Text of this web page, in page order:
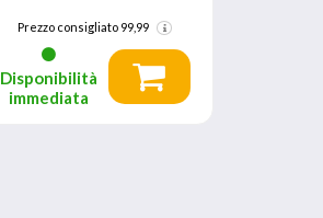
Prezzo consigliato 99,99
Disponibilità
immediata